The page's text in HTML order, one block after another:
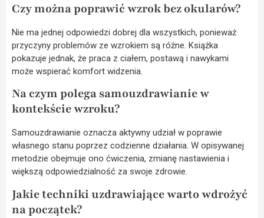
Czy można poprawić wzrok bez okularów?
Nie ma jednej odpowiedzi dobrej dla wszystkich, ponieważ
przyczyny problemów ze wzrokiem są różne. Książka
pokazuje jednak, że praca z ciałem, postawą i nawykami
może wspierać komfort widzenia.
Na czym polega samouzdrawianie w
kontekście wzroku?
Samouzdrawianie oznacza aktywny udział w poprawie
własnego stanu poprzez codzienne działania. W opisywanej
metodzie obejmuje ono ćwiczenia, zmianę nastawienia i
większą odpowiedzialność za swoje zdrowie.
Jakie techniki uzdrawiające warto wdrożyć
na początek?